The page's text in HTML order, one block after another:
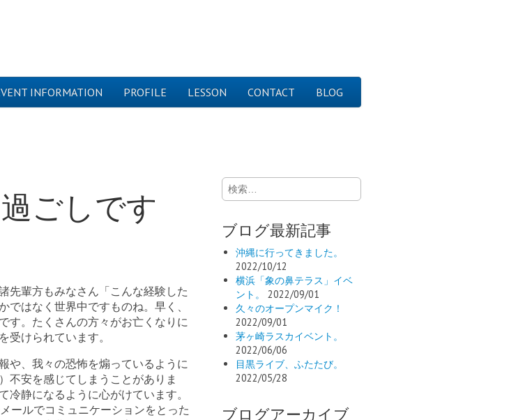
menu
to content
INFORMATION PROFILE LESSON CONTACT BLOG
ごしです
先輩方もみなさん「こんな経験した
はなく世界中ですものね。早く、
す。たくさんの方々がお亡くなりに
受けられています。
や、我々の恐怖を煽っているように
不安を感じてしまうことがありま
静になるように心がけています。
ールでコミュニケーションをとった
検
索:
ブログ最新記事
沖縄に行ってきました。
2022/10/12
横浜「象の鼻テラス」イベ
ント。
2022/09/01
久々のオープンマイク！
2022/09/01
茅ヶ崎ラスカイベント。
2022/06/06
目黒ライブ、ふたたび。
2022/05/28
ブログアーカイブ